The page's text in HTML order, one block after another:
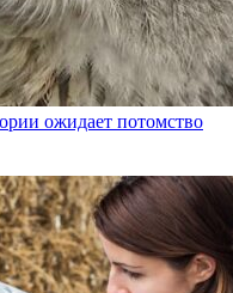
ожидает потомство